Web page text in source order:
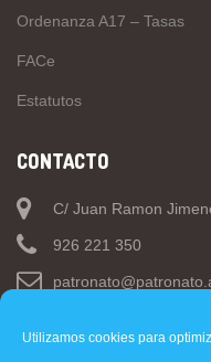
Utilizamos cookies para
Ordenanza A17 – Tasas
FACe
Estatutos
CONTACTO
C/ Juan Ramon
926 221 350